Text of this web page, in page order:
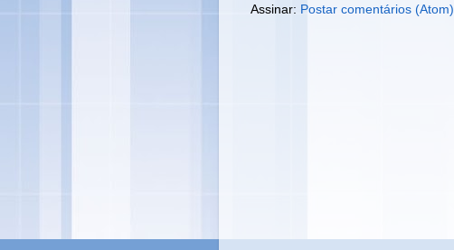
Assinar: Postar comentários (Atom)